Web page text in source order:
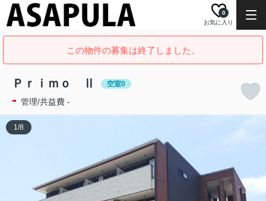
お気に入り
0
この物件の募集は終了しました。
Ｐｒｉｍｏ Ⅱ 空室0
- 管理/共益費 -
1/8